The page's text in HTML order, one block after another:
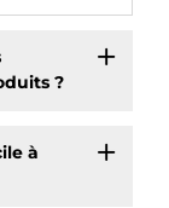
?
à